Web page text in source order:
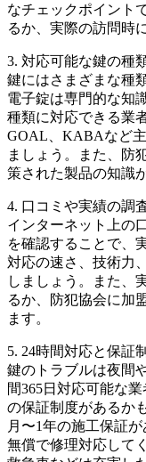
なチェックポイント
るか、実際の訪問時
3. 対応可能な鍵の種
鍵にはさまざまな種
電子錠は専門的な知
種類に対応できる業
GOAL、KABAなど
ましょう。また、防
策された製品の知識
4. 口コミや実績の調
インターネット上の
を確認することで、
対応の速さ、技術力
しましょう。また、
るか、防犯協会に加
ます。
5. 24時間対応と保証
鍵のトラブルは夜間
間365日対応可能な
の保証制度があるか
月〜1年の施工保証
無償で修理対応して